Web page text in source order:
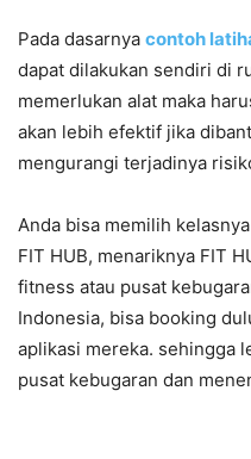
Pada dasarnya contoh
dapat dilakukan sendiri di
memerlukan alat maka
akan lebih efektif jika
mengurangi terjadinya
Anda bisa memilih
FIT HUB, menariknya FIT
fitness atau pusat
Indonesia, bisa booking
aplikasi mereka. sehingga
pusat kebugaran dan